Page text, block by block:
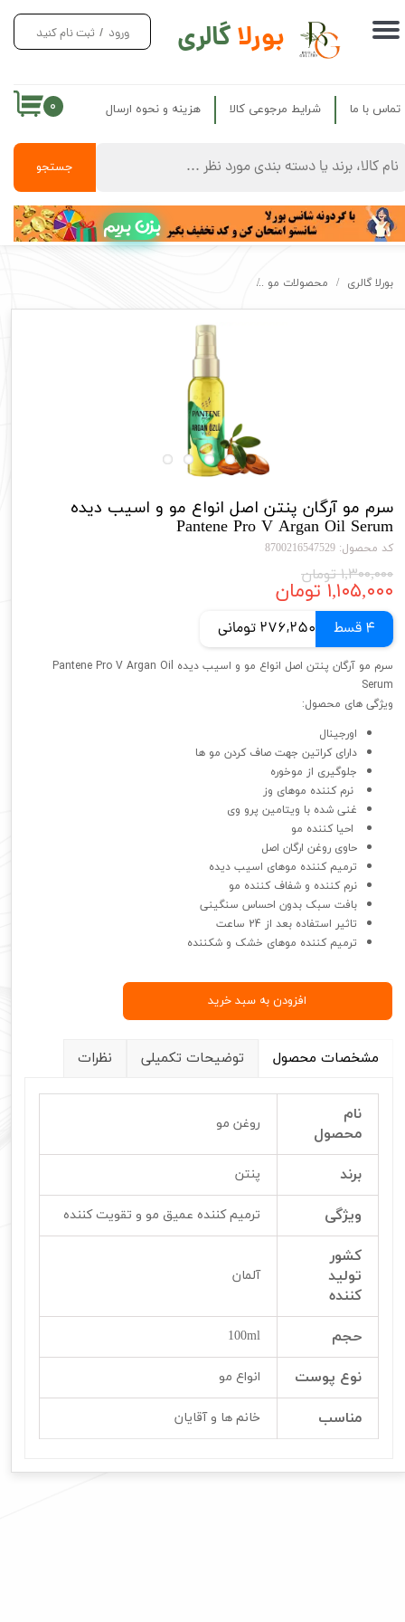
بورلاگالری
جستجو
ورود / ثبت نام کنید
حساب کاربری من
سفارشات
خروج از حساب کاربری
۰ تماس با ما شرایط مرجوعی کالا هزینه و نحوه ارسال
بزن بریم
بورلا گالری محصولات مو
سرم مو آرگان پنتن اصل انواع مو و اسیب دیده
Pantene Pro V Argan Oil Serum
کد محصول: 8700216547529
۱,۳۰۰,۰۰۰ تومان
۱,۱۰۵,۰۰۰ تومان
4 قسط 276,250 تومانی
سرم مو آرگان پنتن اصل انواع مو و اسیب دیده Pantene Pro V Argan Oil
Serum
ویژگی های محصول:
اورجینال
دارای کراتین جهت صاف کردن مو ها
جلوگیری از موخوره
نرم کننده موهای وز
غنی شده با ویتامین پرو وی
احیا کننده مو
حاوی روغن ارگان اصل
ترمیم کننده موهای اسیب دیده
نرم کننده و شفاف کننده مو
بافت سبک بدون احساس سنگینی
تاثیر استفاده بعد از 24 ساعت
ترمیم کننده موهای خشک و شکننده
افزودن به سبد خرید
مشخصات محصول توضیحات تکمیلی نظرات
نام
محصول
روغن مو
برند پنتن
ویژگی ترمیم کننده عمیق مو و تقویت کننده
کشور
تولید
کننده
آلمان
حجم 100ml
نوع پوست انواع مو
مناسب خانم ها و آقایان